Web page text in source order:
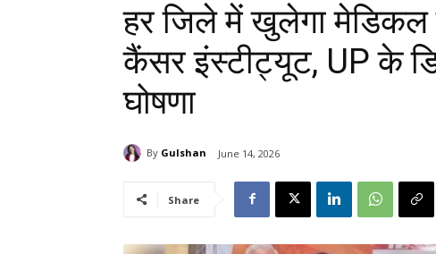
हर जिले में खुलेगा मेडिकल
कैंसर इंस्टीट्यूट, UP के
घोषणा
By Gulshan June 14, 2026
Share